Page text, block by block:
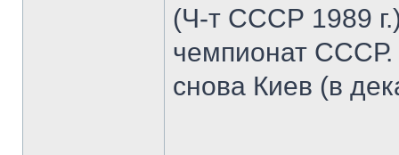
(Ч-т СССР 1989
чемпионат
снова Киев (в